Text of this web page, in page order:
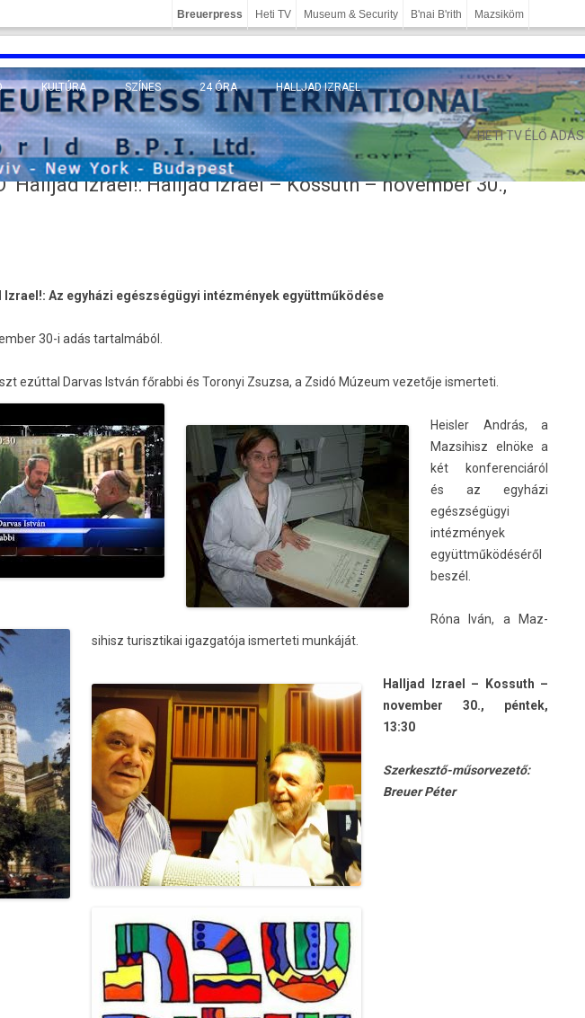
Breuerpress Heti TV Museum & Security B'nai B'rith Mazsiköm
EURÓPA
KÖZEL-KELET
TÁVOL-KELET
KULTÚRA
TUDOMÁNY
SZÍNES 24 ÓRA HALLJAD IZRAEL
HETI TV ÉLŐ ADÁS
Halljad Izrael!: Halljad Izrael – Kossuth – november 30.,
Iz­rael!: Az egyházi egészségügyi intézmények együttműködése
30-i adás tar­talmából.
ezúttal Dar­vas István főrabbi és Toronyi Zsuz­sa, a Zsidó Múzeum vezetője is­merteti.
Heisl­er András, a
Maz­sihisz elnöke a
két kon­feren­ciáról
és az egyházi
egészségügyi
intézmények
együttműködéséről
beszél.
Róna Iván, a Maz­
sihisz turisztikai igaz­gatója is­merteti munkáját.
Halljad Iz­rael – Kos­suth –
novemb­er 30., péntek,
13:30
Szerkesztő-műsorvezető:
Breu­er Péter